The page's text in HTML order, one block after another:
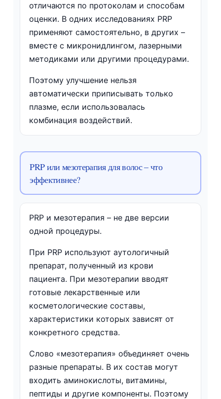
отличаются по протоколам и способам
оценки. В одних исследованиях PRP
применяют самостоятельно, в других –
вместе с микронидлингом, лазерными
методиками или другими процедурами.
Поэтому улучшение нельзя
автоматически приписывать только
плазме, если использовалась
комбинация воздействий.
PRP или мезотерапия для волос – что
эффективнее?
PRP и мезотерапия – не две версии
одной процедуры.
При PRP используют аутологичный
препарат, полученный из крови
пациента. При мезотерапии вводят
готовые лекарственные или
косметологические составы,
характеристики которых зависят от
конкретного средства.
Слово «мезотерапия» объединяет очень
разные препараты. В их состав могут
входить аминокислоты, витамины,
пептиды и другие компоненты. Поэтому